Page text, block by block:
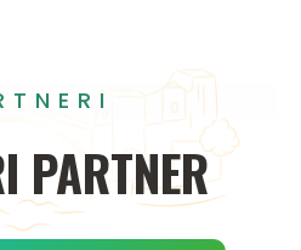
PARTNER